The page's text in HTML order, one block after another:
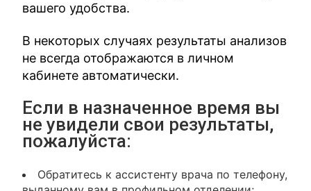
вашего удобства.
В некоторых случаях результаты анализов
не всегда отображаются в личном
кабинете автоматически.
Если в назначенное время вы
не увидели свои результаты,
пожалуйста:
Обратитесь к ассистенту врача по телефону,